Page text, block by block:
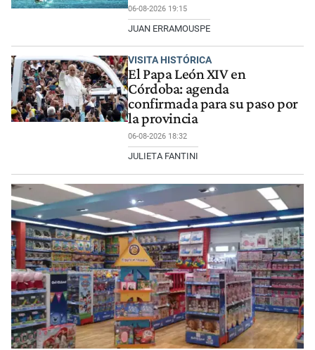
06-08-2026 19:15
JUAN ERRAMOUSPE
VISITA HISTÓRICA
El Papa León XIV en
Córdoba: agenda
confirmada para su paso por
la provincia
06-08-2026 18:32
JULIETA FANTINI